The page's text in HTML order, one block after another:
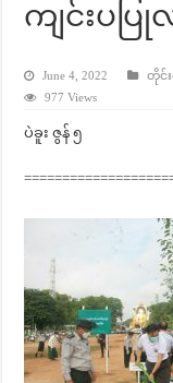
ကျင်းပပြု
June 4, 2022
တိုင်း
977 Views
ပဲခူး ဇွန် ၅